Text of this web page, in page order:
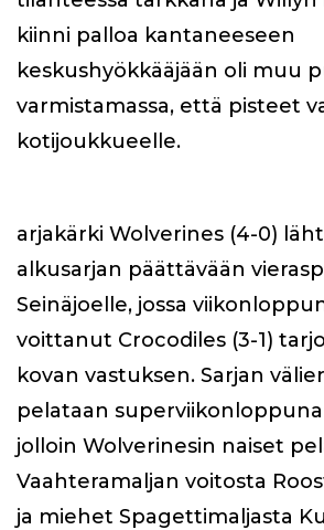
kiinni palloa kantaneeseen
keskushyökkääjään oli muu
varmistamassa, että pisteet
kotijoukkueelle.
arjakärki Wolverines (4-0)
alkusarjan päättävään
Seinäjoelle, jossa
voittanut Crocodiles (3-1)
kovan vastuksen. Sarjan
pelataan superviikonloppuna
jolloin Wolverinesin naiset
Vaahteramaljan voitosta
ja miehet Spagettimaljasta